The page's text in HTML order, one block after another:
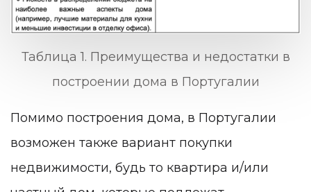
Таблица 1. Преимущества и недостатки в
построении дома в Португалии
Помимо построения дома, в Португалии
возможен также вариант покупки
недвижимости, будь то квартира и/или